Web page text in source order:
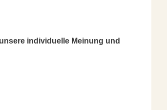
individuelle Meinung und